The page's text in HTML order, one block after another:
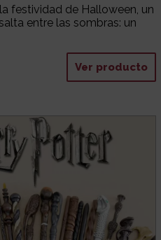
festividad de Halloween, un
entre las sombras: un
Ver producto